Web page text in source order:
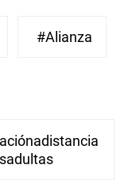
#Alianza